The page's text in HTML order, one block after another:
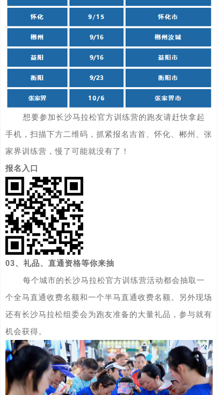
想要参加长沙马拉松官方训练营的跑友请赶快拿起
手机，扫描下方二维码，抓紧报名吉首、怀化、郴州、张
家界训练营，慢了可能就没有了！
报名入口
03、礼品、直通资格等你来抽
每个城市的长沙马拉松官方训练营活动都会抽取一
个全马直通收费名额和一个半马直通收费名额。另外现场
还有长沙马拉松组委会为跑友准备的大量礼品，参与就有
机会获得。